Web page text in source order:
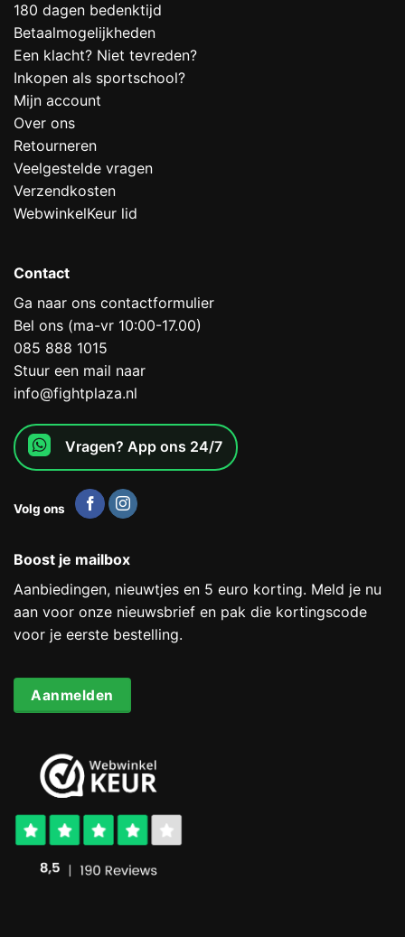
180 dagen bedenktijd
Betaalmogelijkheden
Een klacht? Niet tevreden?
Inkopen als sportschool?
Mijn account
Over ons
Retourneren
Veelgestelde vragen
Verzendkosten
WebwinkelKeur lid
Contact
Ga naar ons contactformulier
Bel ons (ma-vr 10:00-17.00)
085 888 1015
Stuur een mail naar
info@fightplaza.nl
Vragen? App ons 24/7
Volg ons
Boost je mailbox
Aanbiedingen, nieuwtjes en 5 euro korting. Meld je nu
aan voor onze nieuwsbrief en pak die kortingscode
voor je eerste bestelling.
Aanmelden